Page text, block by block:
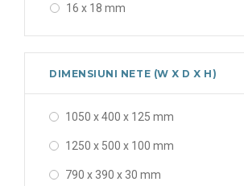
16 x 18 mm
16 x 18 x 20 x 25 mm
16-32 mm
163 x 105 x 78 x 50 mm
18 mm
20 x 16 x 18 mm
DIMENSIUNI NETE (W X D X H)
1050 x 400 x 125 mm
1250 x 500 x 100 mm
790 x 390 x 30 mm